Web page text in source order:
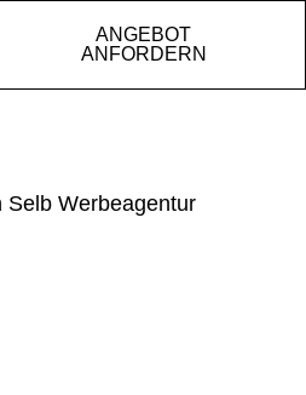
ANGEBOT
ANFORDERN